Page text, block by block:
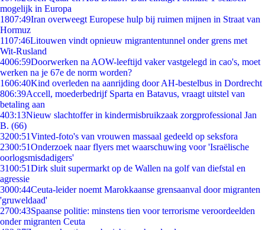
mogelijk in Europa
1807:49Iran overweegt Europese hulp bij ruimen mijnen in Straat van
Hormuz
1107:46Litouwen vindt opnieuw migrantentunnel onder grens met
Wit-Rusland
4006:59Doorwerken na AOW-leeftijd vaker vastgelegd in cao's, moet
werken na je 67e de norm worden?
1606:40Kind overleden na aanrijding door AH-bestelbus in Dordrecht
806:39Accell, moederbedrijf Sparta en Batavus, vraagt uitstel van
betaling aan
403:13Nieuw slachtoffer in kindermisbruikzaak zorgprofessional Jan
B. (66)
3200:51Vinted-foto's van vrouwen massaal gedeeld op seksfora
2300:51Onderzoek naar flyers met waarschuwing voor 'Israëlische
oorlogsmisdadigers'
3100:51Dirk sluit supermarkt op de Wallen na golf van diefstal en
agressie
3000:44Ceuta-leider noemt Marokkaanse grensaanval door migranten
'gruweldaad'
2700:43Spaanse politie: minstens tien voor terrorisme veroordeelden
onder migranten Ceuta